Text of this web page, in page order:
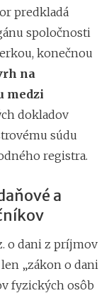
predkladá
spoločnosti
konečnou
na
medzi
dokladov
súdu
registra.
a
o dani z príjmov
„zákon o dani
fyzických osôb